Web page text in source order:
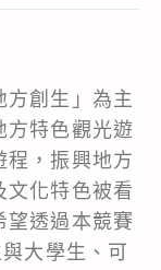
創生」為主
方特色觀光遊
程，振興地方
文化特色被看
望透過本競賽
大學生、可